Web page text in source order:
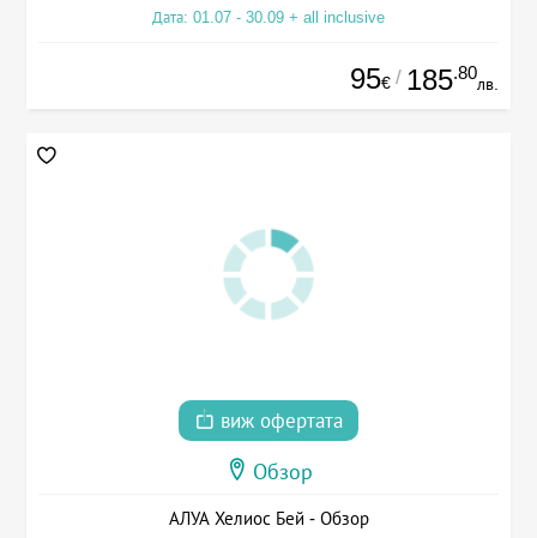
Дата: 01.07 - 30.09 + all inclusive
95€ / 185.80
лв.
виж офертата
Обзор
АЛУА Хелиос Бей - Обзор